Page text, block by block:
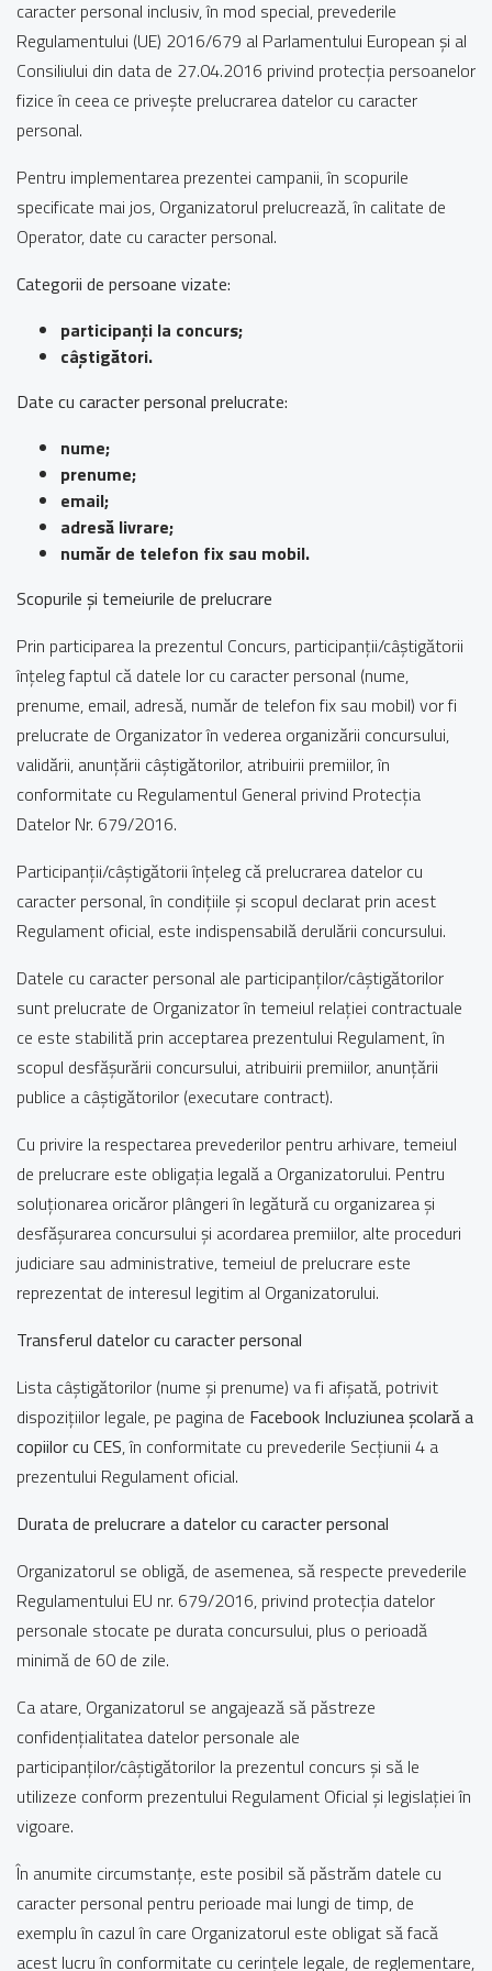
caracter personal inclusiv, în mod special, prevederile
Regulamentului (UE) 2016/679 al Parlamentului European și al
Consiliului din data de 27.04.2016 privind protecția persoanelor
fizice în ceea ce privește prelucrarea datelor cu caracter
personal.
Pentru implementarea prezentei campanii, în scopurile
specificate mai jos, Organizatorul prelucrează, în calitate de
Operator, date cu caracter personal.
Categorii de persoane vizate:
participanți la concurs;
câștigători.
Date cu caracter personal prelucrate:
nume;
prenume;
email;
adresă livrare;
număr de telefon fix sau mobil.
Scopurile și temeiurile de prelucrare
Prin participarea la prezentul Concurs, participanții/câștigătorii
înțeleg faptul că datele lor cu caracter personal (nume,
prenume, email, adresă, număr de telefon fix sau mobil) vor fi
prelucrate de Organizator în vederea organizării concursului,
validării, anunțării câștigătorilor, atribuirii premiilor, în
conformitate cu Regulamentul General privind Protecția
Datelor Nr. 679/2016.
Participanții/câștigătorii înțeleg că prelucrarea datelor cu
caracter personal, în condițiile și scopul declarat prin acest
Regulament oficial, este indispensabilă derulării concursului.
Datele cu caracter personal ale participanților/câștigătorilor
sunt prelucrate de Organizator în temeiul relației contractuale
ce este stabilită prin acceptarea prezentului Regulament, în
scopul desfășurării concursului, atribuirii premiilor, anunțării
publice a câștigătorilor (executare contract).
Cu privire la respectarea prevederilor pentru arhivare, temeiul
de prelucrare este obligația legală a Organizatorului. Pentru
soluționarea oricăror plângeri în legătură cu organizarea și
desfășurarea concursului și acordarea premiilor, alte proceduri
judiciare sau administrative, temeiul de prelucrare este
reprezentat de interesul legitim al Organizatorului.
Transferul datelor cu caracter personal
Lista câștigătorilor (nume și prenume) va fi afișată, potrivit
dispozițiilor legale, pe pagina de Facebook Incluziunea școlară a
copiilor cu CES, în conformitate cu prevederile Secțiunii 4 a
prezentului Regulament oficial.
Durata de prelucrare a datelor cu caracter personal
Organizatorul se obligă, de asemenea, să respecte prevederile
Regulamentului EU nr. 679/2016, privind protecția datelor
personale stocate pe durata concursului, plus o perioadă
minimă de 60 de zile.
Ca atare, Organizatorul se angajează să păstreze
confidențialitatea datelor personale ale
participanților/câștigătorilor la prezentul concurs și să le
utilizeze conform prezentului Regulament Oficial și legislației în
vigoare.
În anumite circumstanțe, este posibil să păstrăm datele cu
caracter personal pentru perioade mai lungi de timp, de
exemplu în cazul în care Organizatorul este obligat să facă
acest lucru în conformitate cu cerințele legale, de reglementare,